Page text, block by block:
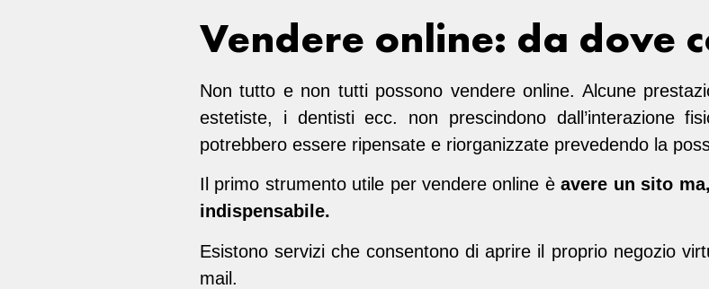
Vendere online: da dove
Non tutto e non tutti possono vendere online. Alcune
estetiste, i dentisti ecc. non prescindono dall’interazione
potrebbero essere ripensate e riorganizzate prevedendo la
Il primo strumento utile per vendere online èavere un sito
indispensabile.
Esistono servizi che consentono di aprire il proprio negozio
mail.